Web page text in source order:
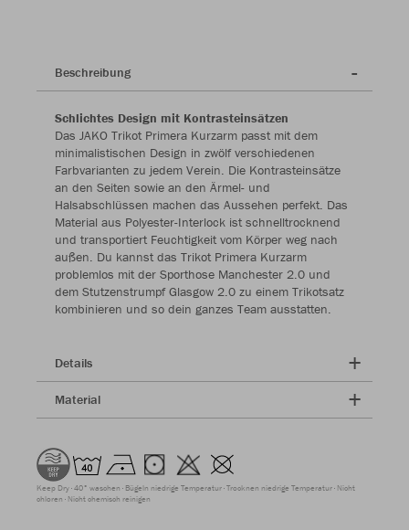
Beschreibung
Schlichtes Design mit Kontrasteinsätzen
Das JAKO Trikot Primera Kurzarm passt mit dem
minimalistischen Design in zwölf verschiedenen
Farbvarianten zu jedem Verein. Die Kontrasteinsätze
an den Seiten sowie an den Ärmel- und
Halsabschlüssen machen das Aussehen perfekt. Das
Material aus Polyester-Interlock ist schnelltrocknend
und transportiert Feuchtigkeit vom Körper weg nach
außen. Du kannst das Trikot Primera Kurzarm
problemlos mit der Sporthose Manchester 2.0 und
dem Stutzenstrumpf Glasgow 2.0 zu einem Trikotsatz
kombinieren und so dein ganzes Team ausstatten.
Details
Material
Keep Dry 40° waschen Bügeln niedrige Temperatur Trocknen niedrige Temperatur Nicht
chloren Nicht chemisch reinigen